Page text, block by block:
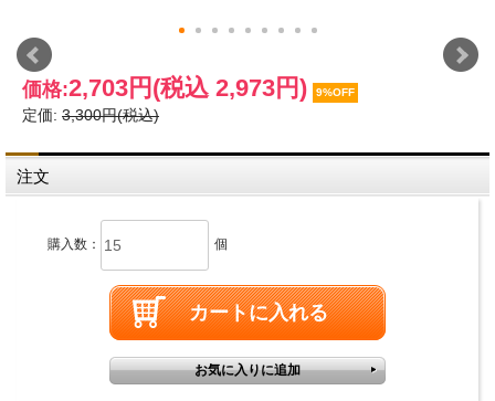
価格:2,703円 (税込 2,973円) 9%OFF
定価: 3,300円(税込)
注文
購入数： 個